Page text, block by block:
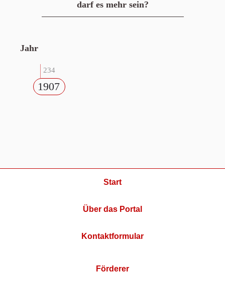
darf es mehr sein?
Jahr
234
1907
Start
Über das Portal
Kontaktformular
Förderer